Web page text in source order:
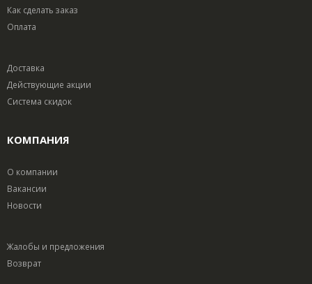
Как сделать заказ
Оплата
Доставка
Действующие акции
Система скидок
КОМПАНИЯ
О компании
Вакансии
Новости
Жалобы и предложения
Возврат